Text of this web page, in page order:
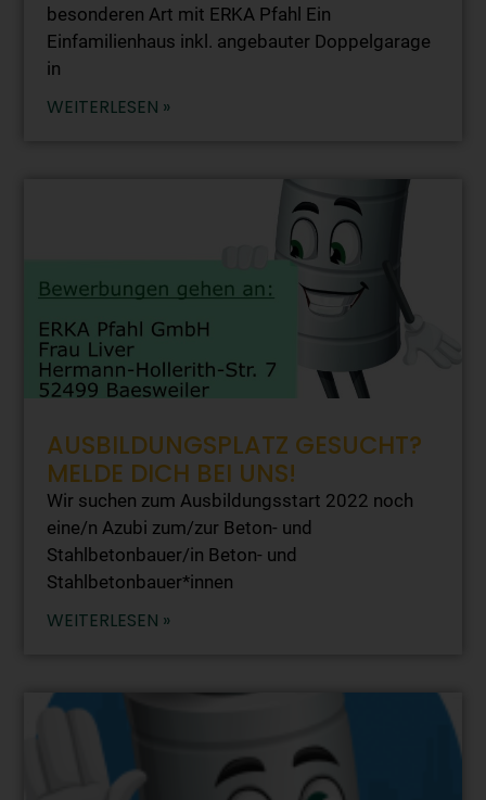
besonderen Art mit ERKA Pfahl Ein
Einfamilienhaus inkl. angebauter Doppelgarage
in
WEITERLESEN »
AUSBILDUNGSPLATZ GESUCHT?
MELDE DICH BEI UNS!
Wir suchen zum Ausbildungsstart 2022 noch
eine/n Azubi zum/zur Beton- und
Stahlbetonbauer/in Beton- und
Stahlbetonbauer*innen
WEITERLESEN »